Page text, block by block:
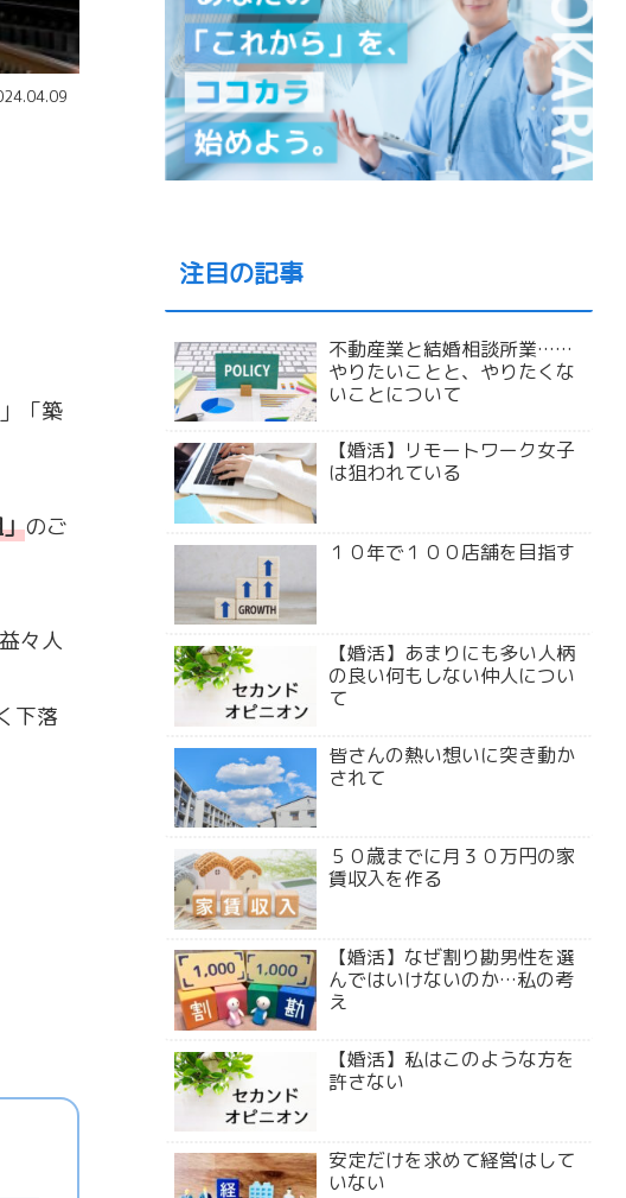
「築
」のご
々人
下落
注目の記事
不動産業と結婚相談所業……
やりたいことと、やりたくな
いことについて
【婚活】リモートワーク女子
は狙われている
１０年で１００店舗を目指す
【婚活】あまりにも多い人柄
の良い何もしない仲人につい
て
皆さんの熱い想いに突き動か
されて
５０歳までに月３０万円の家
賃収入を作る
【婚活】なぜ割り勘男性を選
んではいけないのか…私の考
え
【婚活】私はこのような方を
許さない
安定だけを求めて経営はして
いない